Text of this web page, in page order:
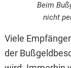
Beim
nicht
Viele
der